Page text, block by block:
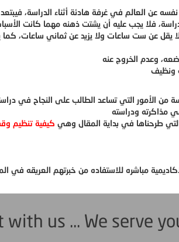
عن ست ساعات ولا يزيد عن ثماني ساعات، كما
من الأمور التي تساعد الطالب على النجاح في
طرحناها في بداية المقال وهي كيفية تنظيم
us ... We serve